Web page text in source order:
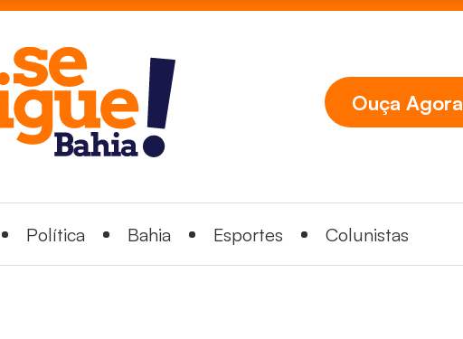
Ouça Agora
Política Bahia Esportes Colunistas